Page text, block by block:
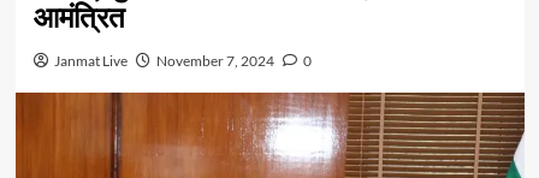
आमंत्रित
Janmat Live November 7, 2024 0